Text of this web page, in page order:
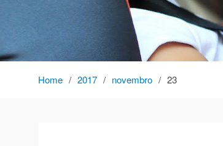
Home 2017 novembro 23